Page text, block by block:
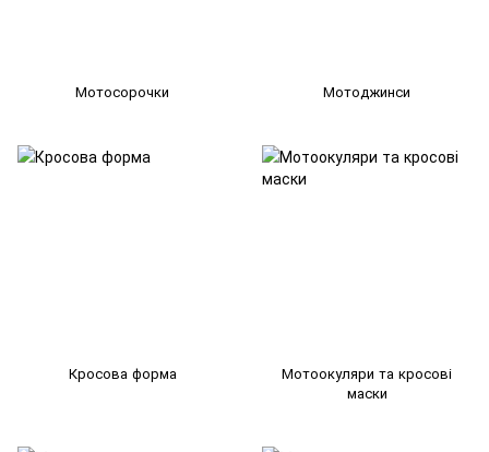
Мотосорочки Мотоджинси
Кросова форма
Мотоокуляри та кросові
маски